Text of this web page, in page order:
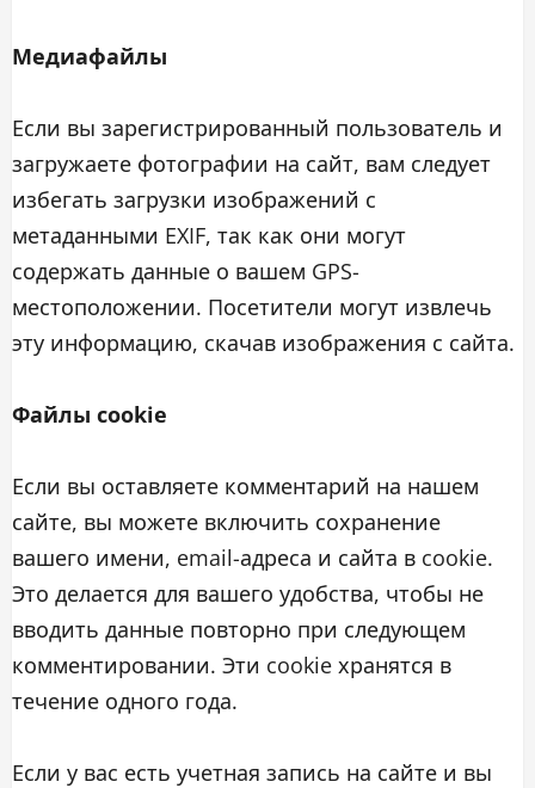
Медиафайлы
Если вы зарегистрированный пользователь и
загружаете фотографии на сайт, вам следует
избегать загрузки изображений с
метаданными EXIF, так как они могут
содержать данные о вашем GPS-
местоположении. Посетители могут извлечь
эту информацию, скачав изображения с сайта.
Файлы cookie
Если вы оставляете комментарий на нашем
сайте, вы можете включить сохранение
вашего имени, email-адреса и сайта в cookie.
Это делается для вашего удобства, чтобы не
вводить данные повторно при следующем
комментировании. Эти cookie хранятся в
течение одного года.
Если у вас есть учетная запись на сайте и вы